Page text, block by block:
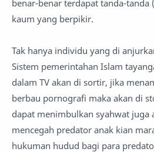
benar-benar terdapat tanda-tanda
kaum yang berpikir.
Tak hanya individu yang di
Sistem pemerintahan Islam
dalam TV akan di sortir, jika
berbau pornografi maka akan di
dapat menimbulkan syahwat juga
mencegah predator anak kian
hukuman hudud bagi para